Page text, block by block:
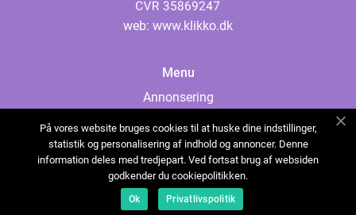
web: www.klikko.dk
Menu
Annonsering
Cookies
Kontakta oss
Sitemap
På vores website bruges cookies til at huske dine indstillinger,
statistik og personalisering af indhold og annoncer. Denne
information deles med tredjepart. Ved fortsat brug af websiden
godkender du cookiepolitikken.
Ok Privatlivspolitik